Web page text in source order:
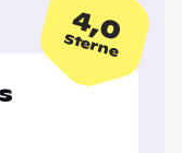
4,0
Sterne